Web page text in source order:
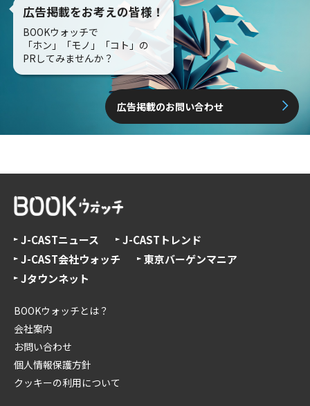
広告掲載をお考えの皆様！
BOOKウォッチで
「ホン」「モノ」「コト」の
PRしてみませんか？
広告掲載のお問い合わせ
J-CASTニュース
J-CASTトレンド
J-CAST会社ウォッチ
東京バーゲンマニア
Jタウンネット
BOOKウォッチとは？
会社案内
お問い合わせ
個人情報保護方針
クッキーの利用について